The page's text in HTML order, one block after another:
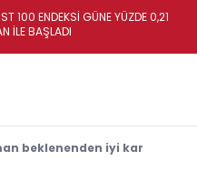
100 ENDEKSİ GÜNE YÜZDE 0,21
İLE BAŞLADI
beklenenden iyi kar